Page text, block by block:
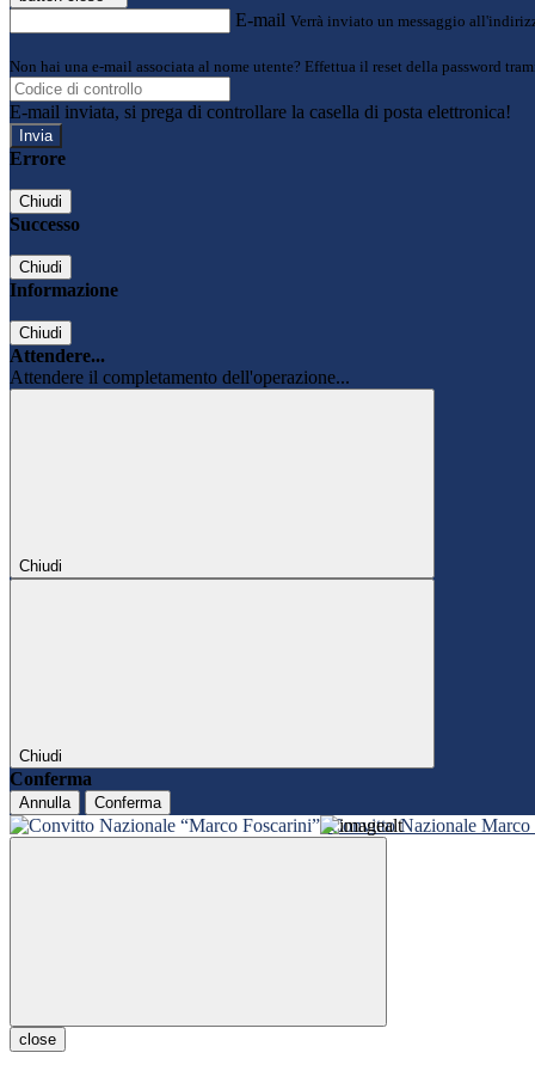
E-mail Verrà inviato un messaggio
Non hai una e-mail associata al nome utente? Effettua il reset della password
E-mail inviata, si prega di controllare la casella di posta elettronica!
Errore
Chiudi
Successo
Chiudi
Informazione
Chiudi
Attendere...
Attendere il completamento dell'operazione...
Chiudi
Chiudi
Conferma
Annulla Conferma
Convitto Nazionale Marco
close